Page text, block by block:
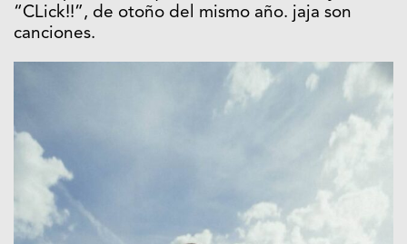
“CLick!!”, de otoño del mismo año. jaja son
canciones.